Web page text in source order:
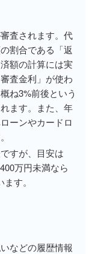
査されます。代
割合である「返
額の計算には実
査金利」が使わ
ね3%前後という
ます。また、年
ーンやカードロ
すが、目安は
万円未満なら
す。
などの履歴情報